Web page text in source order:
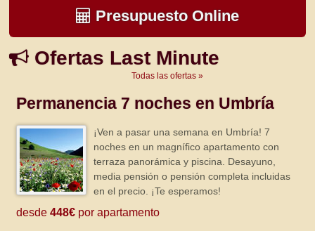
Presupuesto Online
Ofertas Last Minute
Todas las ofertas »
Permanencia 7 noches en Umbría
¡Ven a pasar una semana en Umbría! 7
noches en un magnífico apartamento con
terraza panorámica y piscina. Desayuno,
media pensión o pensión completa incluidas
en el precio. ¡Te esperamos!
desde448€ por apartamento